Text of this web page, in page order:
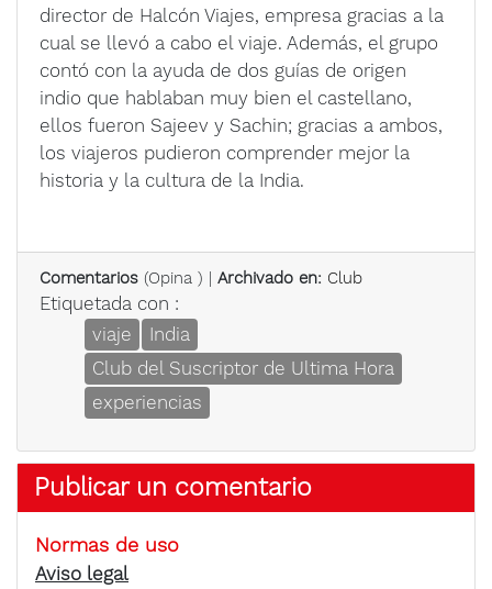
director de Halcón Viajes, empresa gracias a la
cual se llevó a cabo el viaje. Además, el grupo
contó con la ayuda de dos guías de origen
indio que hablaban muy bien el castellano,
ellos fueron Sajeev y Sachin; gracias a ambos,
los viajeros pudieron comprender mejor la
historia y la cultura de la India.
Comentarios (Opina ) | Archivado en: Club
Etiquetada con :
viaje
India
Club del Suscriptor de Ultima Hora
experiencias
Publicar un comentario
Normas de uso
Aviso legal